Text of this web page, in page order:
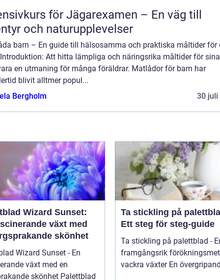
för Jägarexamen – En väg till
och naturupplevelser
barn – En guide till hälsosamma och praktiska måltider för
Att hitta lämpliga och näringsrika måltider för
en utmaning för många föräldrar. Matlådor för barn har
blivit alltmer popul...
Bergholm
30 juli
Wizard Sunset:
växt med
skönhet
Wizard Sunset - En
växt med en
skönhet Palettblad
Ta stickling på
Ett steg för steg-guide
Ta stickling på palettblad -
framgångsrik
vackra växter En